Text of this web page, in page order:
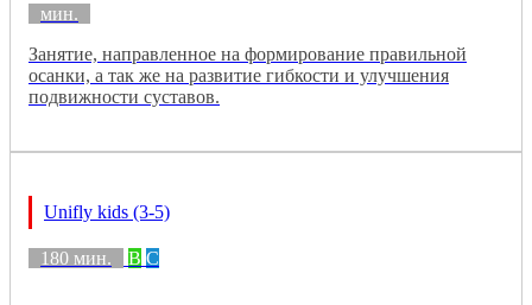
мин.
Занятие, направленное на формирование правильной
осанки, а так же на развитие гибкости и улучшения
подвижности суставов.
Unifly kids (3-5)
180 мин. B C